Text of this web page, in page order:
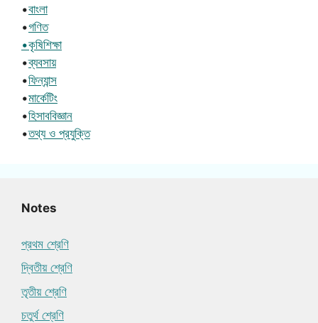
•বাংলা
•গণিত
•কৃষিশিক্ষা
•ব্যবসায়
•ফিন্যান্স
•মার্কেটিং
•হিসাববিজ্ঞান
•তথ্য ও প্রযুক্তি
Notes
প্রথম শ্রেণি
দ্বিতীয় শ্রেণি
তৃতীয় শ্রেণি
চতুর্থ শ্রেণি